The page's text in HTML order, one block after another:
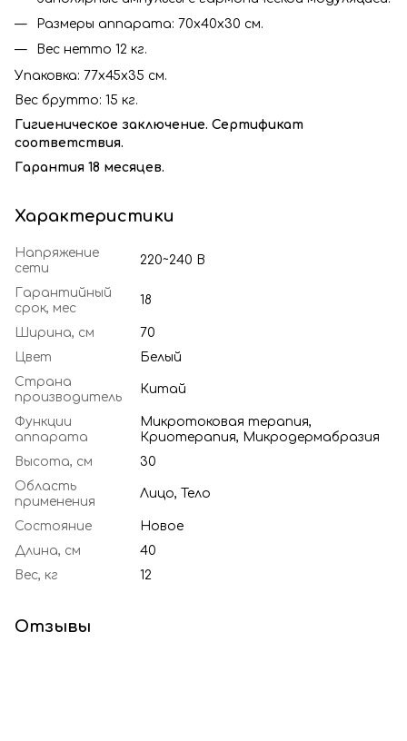
Размеры аппарата: 70х40х30 см.
Вес нетто 12 кг.
Упаковка: 77х45х35 см.
Вес брутто: 15 кг.
Гигиеническое заключение. Сертификат
соответствия.
Гарантия 18 месяцев.
Характеристики
Напряжение
сети
220~240 В
Гарантийный
срок, мес
18
Ширина, см
70
Цвет
Белый
Страна
производитель
Китай
Функции
аппарата
Микротоковая терапия,
Криотерапия, Микродермабразия
Высота, см
30
Область
применения
Лицо, Тело
Состояние
Новое
Длина, см
40
Вес, кг
12
Отзывы